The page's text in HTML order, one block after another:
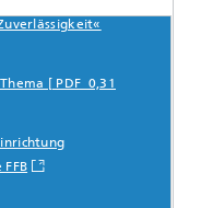
[ PDF 0,31